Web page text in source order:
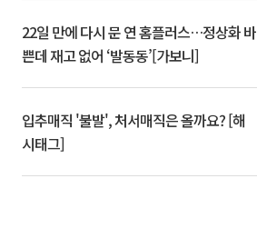
22일 만에 다시 문 연 홈플러스…정상화 바
쁜데 재고 없어 ‘발동동’[가보니]
입추매직 '불발', 처서매직은 올까요? [해
시태그]